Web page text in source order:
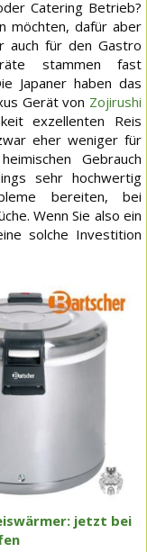
Catering Betrieb?
möchten, dafür aber
auch für den Gastro
stammen fast
Japaner haben das
Gerät von Zojirushi
exzellenten Reis
eher weniger für
Gebrauch
sehr hochwertig
bereiten, bei
Wenn Sie also ein
solche Investition
jetzt bei